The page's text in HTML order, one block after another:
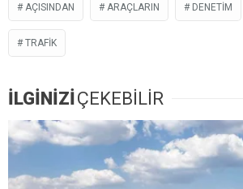
AÇISINDAN ARAÇLARIN DENETIM
TRAFIK
İLGİNİZİÇEKEBİLİR